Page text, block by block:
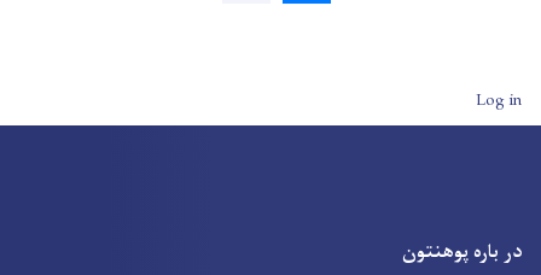
User account menu
Log in
در باره پوهنتون